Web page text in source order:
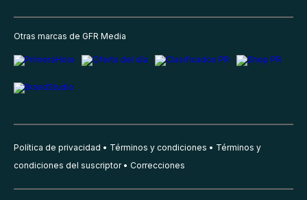
Otras marcas de GFR Media
Política de privacidad Términos y condiciones
Términos y
condiciones del suscriptor
Correcciones